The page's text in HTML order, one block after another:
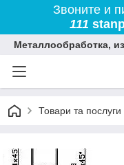
Звоните и
111
Металлообработка,
Товари та послуги